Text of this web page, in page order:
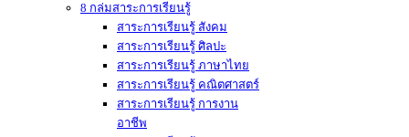
8 กล่มสาระการเรียนรู้
สาระการเรียนรู้ สังคม
สาระการเรียนรู้ ศิลปะ
สาระการเรียนรู้ ภาษาไทย
สาระการเรียนรู้ คณิตศาสตร์
สาระการเรียนรู้ การงาน
อาชีพ